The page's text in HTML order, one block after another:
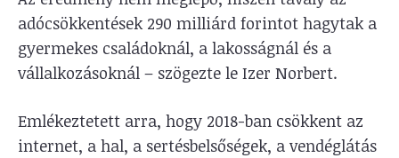
adócsökkentések 290 milliárd forintot hagytak a
gyermekes családoknál, a lakosságnál és a
vállalkozásoknál – szögezte le Izer Norbert.
Emlékeztetett arra, hogy 2018-ban csökkent az
internet, a hal, a sertésbelsőségek, a vendéglátás